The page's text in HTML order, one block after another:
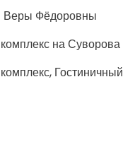
Веры Фёдоровны
на Суворова
Гостиничный